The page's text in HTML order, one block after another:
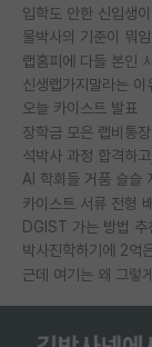
입학도 안한 신입생
물박사의 기준이 뭐
랩홈피에 다들 본인
신생랩가지말라는 이
오늘 카이스트 발표
장학금 모은 랩비통장
AI 학회들 거품 슬슬
카이스트 서류 전형
DGIST 가는 방법 추
근데 여기는 왜 그렇